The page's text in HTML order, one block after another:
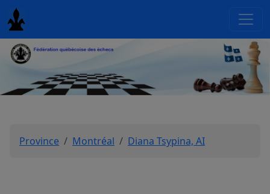
Province Montréal Diana Tsypina, AI